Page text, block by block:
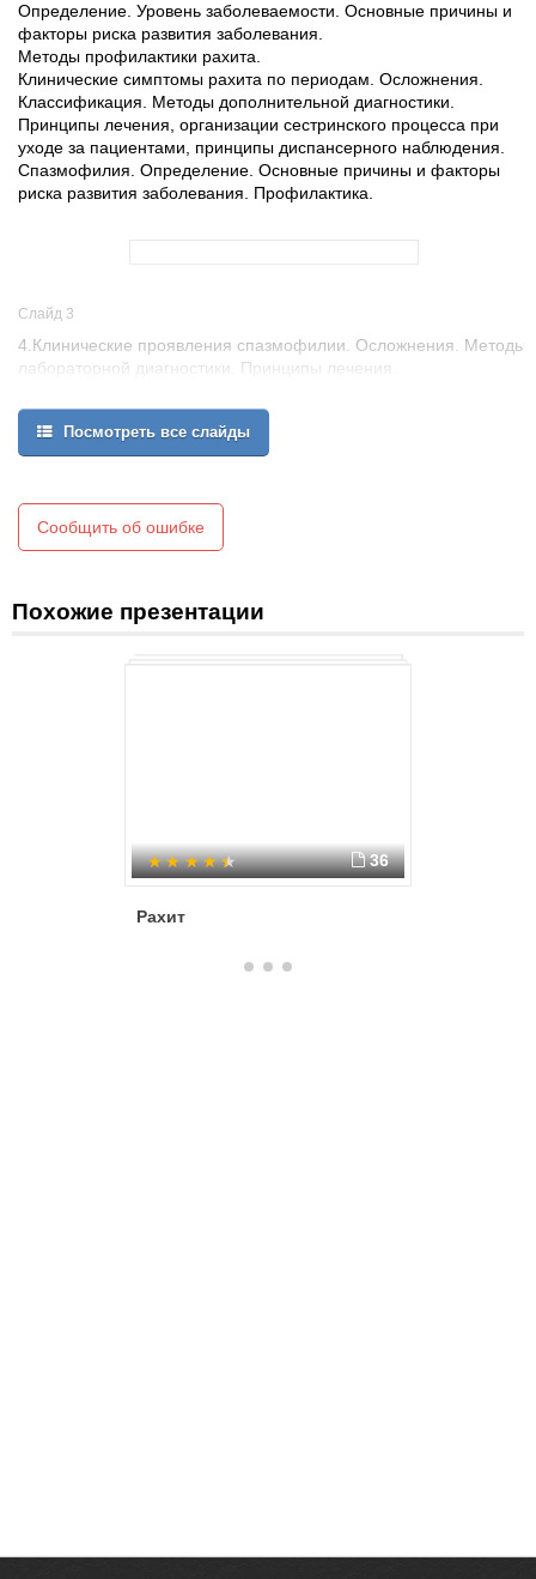
Определение. Уровень заболеваемости. Основные причины и
факторы риска развития заболевания.
Методы профилактики рахита.
Клинические симптомы рахита по периодам. Осложнения.
Классификация. Методы дополнительной диагностики.
Принципы лечения, организации сестринского процесса при
уходе за пациентами, принципы диспансерного наблюдения.
Спазмофилия. Определение. Основные причины и факторы
риска развития заболевания. Профилактика.
Слайд 3
4.Клинические проявления спазмофилии. Осложнения. Методы
лабораторной диагностики. Принципы лечения.
Основные причины и факторы риска развития заболевания.
Профилактика.
Посмотреть все слайды
Сообщить об ошибке
Похожие презентации
36
Рахит